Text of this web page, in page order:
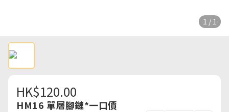
1 / 1
HK$120.00
HM16 單層腳鏈*一口價